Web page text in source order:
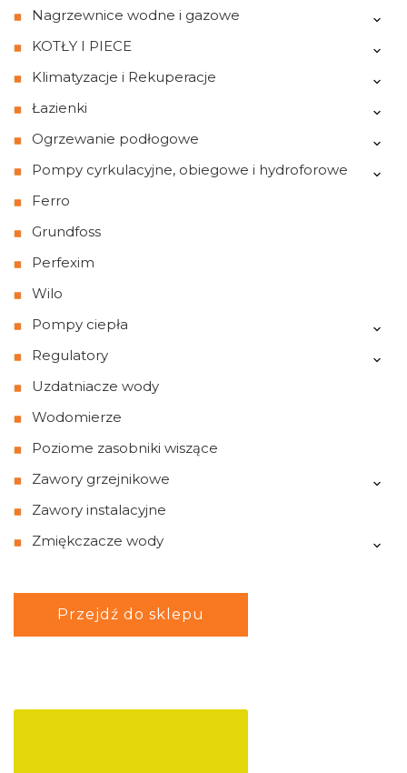
Nagrzewnice wodne i gazowe
KOTŁY I PIECE
Klimatyzacje i Rekuperacje
Łazienki
Ogrzewanie podłogowe
Pompy cyrkulacyjne, obiegowe i hydroforowe
Ferro
Grundfoss
Perfexim
Wilo
Pompy ciepła
Regulatory
Uzdatniacze wody
Wodomierze
Poziome zasobniki wiszące
Zawory grzejnikowe
Zawory instalacyjne
Zmiękczacze wody
Przejdź do sklepu